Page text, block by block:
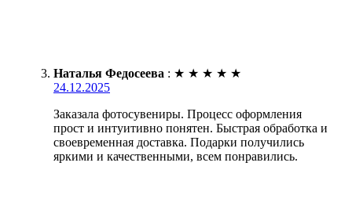
Наталья Федосеева : ★ ★ ★ ★ ★
24.12.2025
Заказала фотосувениры. Процесс оформления
прост и интуитивно понятен. Быстрая обработка и
своевременная доставка. Подарки получились
яркими и качественными, всем понравились.